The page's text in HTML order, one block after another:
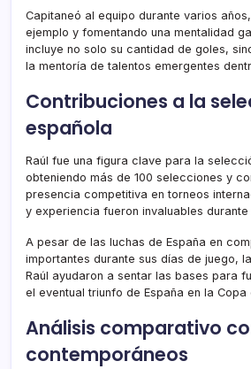
Capitaneó al equipo durante varios
ejemplo y fomentando una mentalidad
incluye no solo su cantidad de goles,
la mentoría de talentos emergentes
Contribuciones a la
española
Raúl fue una figura clave para la
obteniendo más de 100 selecciones y
presencia competitiva en torneos
y experiencia fueron invaluables durante
A pesar de las luchas de España en
importantes durante sus días de juego,
Raúl ayudaron a sentar las bases para
el eventual triunfo de España en la Copa
Análisis comparativo
contemporáneos